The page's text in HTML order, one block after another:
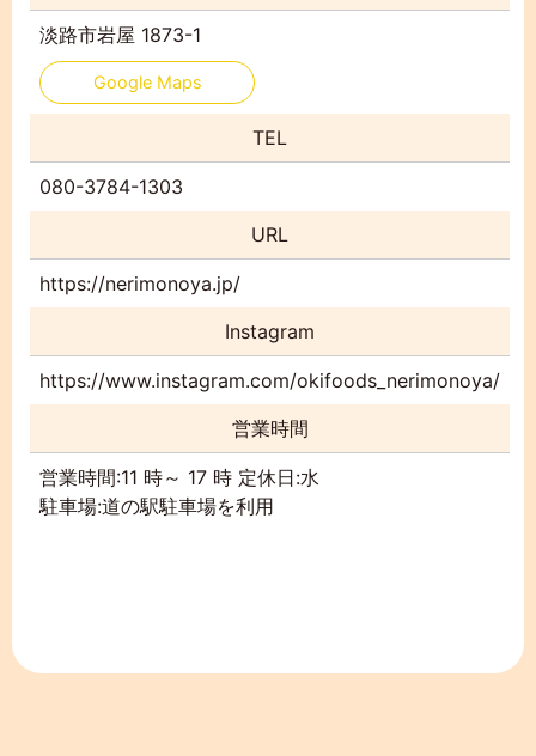
淡路市岩屋 1873-1
Google Maps
TEL
080-3784-1303
URL
https://nerimonoya.jp/
Instagram
https://www.instagram.com/okifoods_nerimonoya/
営業時間
営業時間:11 時～ 17 時 定休日:水
駐車場:道の駅駐車場を利用